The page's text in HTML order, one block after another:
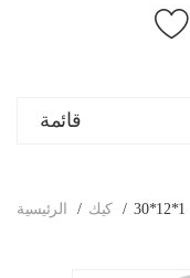
قائمة
الرئيسية كيك